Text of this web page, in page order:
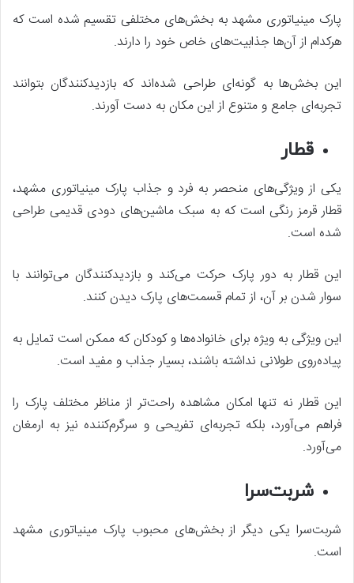
پارک مینیاتوری مشهد به بخش‌های مختلفی تقسیم شده است که
هرکدام از آن‌ها جذابیت‌های خاص خود را دارند.
این بخش‌ها به گونه‌ای طراحی شده‌اند که بازدیدکنندگان بتوانند
تجربه‌ای جامع و متنوع از این مکان به دست آورند.
قطار
یکی از ویژگی‌های منحصر به فرد و جذاب پارک مینیاتوری مشهد،
قطار قرمز رنگی است که به سبک ماشین‌های دودی قدیمی طراحی
شده است.
این قطار به دور پارک حرکت می‌کند و بازدیدکنندگان می‌توانند با
سوار شدن بر آن، از تمام قسمت‌های پارک دیدن کنند.
این ویژگی به ویژه برای خانواده‌ها و کودکان که ممکن است تمایل به
پیاده‌روی طولانی نداشته باشند، بسیار جذاب و مفید است.
این قطار نه تنها امکان مشاهده راحت‌تر از مناظر مختلف پارک را
فراهم می‌آورد، بلکه تجربه‌ای تفریحی و سرگرم‌کننده نیز به ارمغان
می‌آورد.
شربت‌سرا
شربت‌سرا یکی دیگر از بخش‌های محبوب پارک مینیاتوری مشهد
است.